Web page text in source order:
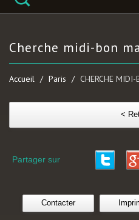
cherche midi-bon
Accueil Paris CHERCHE MIDI-
<
Partager sur
Contacter